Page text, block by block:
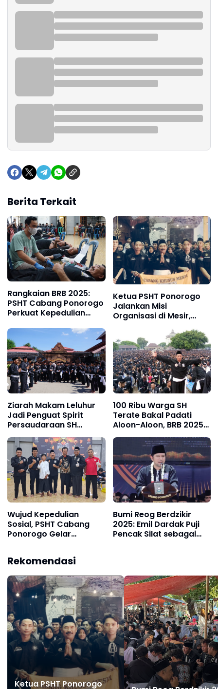
Berita Terkait
Rangkaian BRB 2025:
PSHT Cabang Ponorogo
Perkuat Kepedulian
‘Setetes Darah untuk
Kemanusiaan’
Ketua PSHT Ponorogo
Jalankan Misi
Organisasi di Mesir,
Silat Menuju Olimpiade
Ziarah Makam Leluhur
Jadi Penguat Spirit
Persaudaraan SH
Terate di Bumi Reog
Berdzikir 2025,
Tekankan Nilai Tawadu
Pendekar dan Budi
Luhur
100 Ribu Warga SH
Terate Bakal Padati
Aloon-Aloon, BRB 2025
Siap Jadi Penggerak
Ekonomi Ponorogo
Wujud Kepedulian
Sosial, PSHT Cabang
Ponorogo Gelar
Bumi Reog Berdzikir
2025: Emil Dardak Puji
Pencak Silat sebagai
Rekomendasi
Ketua PSHT Ponorogo